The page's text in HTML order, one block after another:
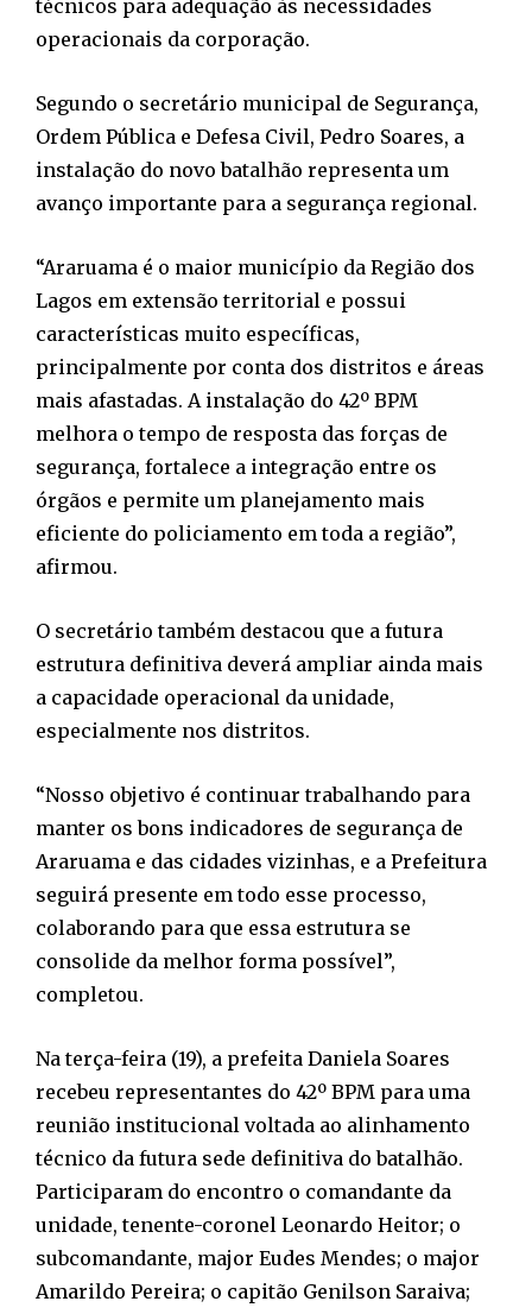
técnicos para adequação às necessidades
operacionais da corporação.
Segundo o secretário municipal de Segurança,
Ordem Pública e Defesa Civil, Pedro Soares, a
instalação do novo batalhão representa um
avanço importante para a segurança regional.
“Araruama é o maior município da Região dos
Lagos em extensão territorial e possui
características muito específicas,
principalmente por conta dos distritos e áreas
mais afastadas. A instalação do 42º BPM
melhora o tempo de resposta das forças de
segurança, fortalece a integração entre os
órgãos e permite um planejamento mais
eficiente do policiamento em toda a região”,
afirmou.
O secretário também destacou que a futura
estrutura definitiva deverá ampliar ainda mais
a capacidade operacional da unidade,
especialmente nos distritos.
“Nosso objetivo é continuar trabalhando para
manter os bons indicadores de segurança de
Araruama e das cidades vizinhas, e a Prefeitura
seguirá presente em todo esse processo,
colaborando para que essa estrutura se
consolide da melhor forma possível”,
completou.
Na terça-feira (19), a prefeita Daniela Soares
recebeu representantes do 42º BPM para uma
reunião institucional voltada ao alinhamento
técnico da futura sede definitiva do batalhão.
Participaram do encontro o comandante da
unidade, tenente-coronel Leonardo Heitor; o
subcomandante, major Eudes Mendes; o major
Amarildo Pereira; o capitão Genilson Saraiva;